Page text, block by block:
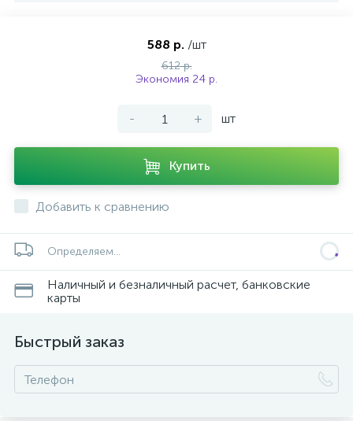
588 р. /шт
612 р.
Экономия 24 р.
- + шт
Купить
Добавить к сравнению
Определяем...
Наличный и безналичный расчет, банковские
карты
Быстрый заказ